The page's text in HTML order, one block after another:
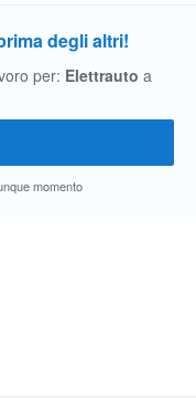
degli altri!
per: Elettrauto a
momento